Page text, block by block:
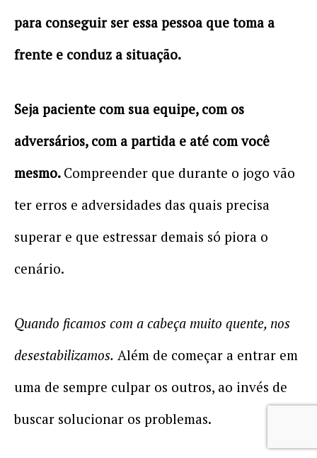
para conseguir ser essa pessoa que toma a
frente e conduz a situação.
Seja paciente com sua equipe, com os
adversários, com a partida e até com você
mesmo. Compreender que durante o jogo vão
ter erros e adversidades das quais precisa
superar e que estressar demais só piora o
cenário.
Quando ficamos com a cabeça muito quente, nos
desestabilizamos. Além de começar a entrar em
uma de sempre culpar os outros, ao invés de
buscar solucionar os problemas.